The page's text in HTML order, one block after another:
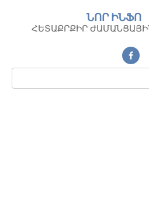
контенту
ՆՈՐ ԻՆՖՈ
ՀԵՏԱՔՐՔԻՐ
Поиск: